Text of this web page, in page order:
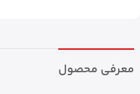
معرفی محصول